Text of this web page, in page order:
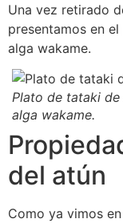
Una vez retirado
presentamos en
alga wakame.
Plato de tataki
alga wakame.
del atún
Como ya vimos